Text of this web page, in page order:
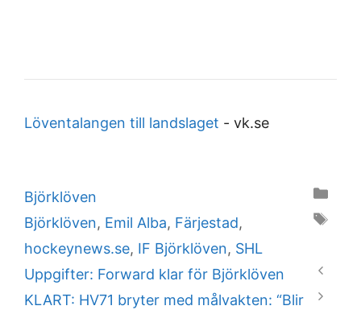
Löventalangen till landslaget - vk.se
Categories
Björklöven
Tags
Björklöven, Emil Alba, Färjestad,
hockeynews.se, IF Björklöven, SHL
Uppgifter: Forward klar för Björklöven
KLART: HV71 bryter med målvakten: “Blir